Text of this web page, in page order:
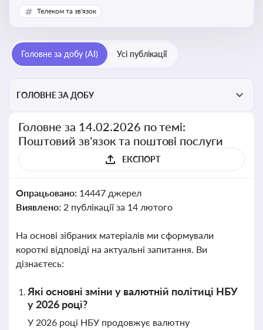
контроль послуг поштового обслуговування, що
регулюється спеціальним законодавством. Для
ліцензійних умов, участі в державних реєстрах і
забезпечення прав споживачів.
Телеком та зв'язок
Головне за добу (AI) Усі публікації
ГОЛОВНЕ ЗА ДОБУ
Головне за 14.02.2026 по темі:
Поштовий зв’язок та поштові послуги
ЕКСПОРТ
Опрацьовано: 14447 джерел
Виявлено: 2 публікації за 14 лютого
На основі зібраних матеріалів ми сформували
короткі відповіді на актуальні запитання. Ви
дізнаєтесь:
Які основні зміни у валютній політиці НБУ
у 2026 році?
У 2026 році НБУ продовжує валютну